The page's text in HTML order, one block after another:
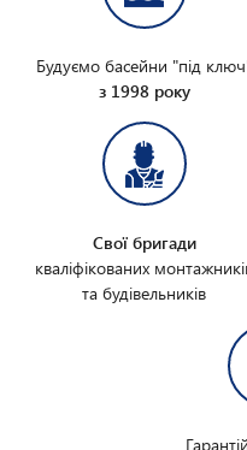
Будуємо басейни "під
з 1998 року
Свої бригади
кваліфікованих
та будівельників